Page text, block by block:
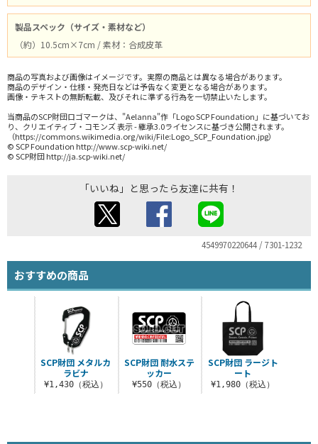
製品スペック（サイズ・素材など）
（約）10.5cm×7cm / 素材：合成皮革
商品の写真および画像はイメージです。実際の商品とは異なる場合があります。
商品のデザイン・仕様・発売日などは予告なく変更となる場合があります。
画像・テキストの無断転載、及びそれに準ずる行為を一切禁止いたします。
当商品のSCP財団ロゴマークは、"Aelanna"作「Logo SCP Foundation」に基づいてお
り、クリエイティブ・コモンズ 表示 - 継承3.0ライセンスに基づき公開されます。
（https://commons.wikimedia.org/wiki/File:Logo_SCP_Foundation.jpg）
© SCP Foundation http://www.scp-wiki.net/
© SCP財団 http://ja.scp-wiki.net/
「いいね」と思ったら友達に共有！
4549970220644 / 7301-1232
おすすめの商品
SCP財団 耐水ステ
ッカー
¥550（税込）
SCP財団 ラージト
ート
¥1,980（税込）
SCP財団 メタルカ
ラビナ
¥1,430（税込）